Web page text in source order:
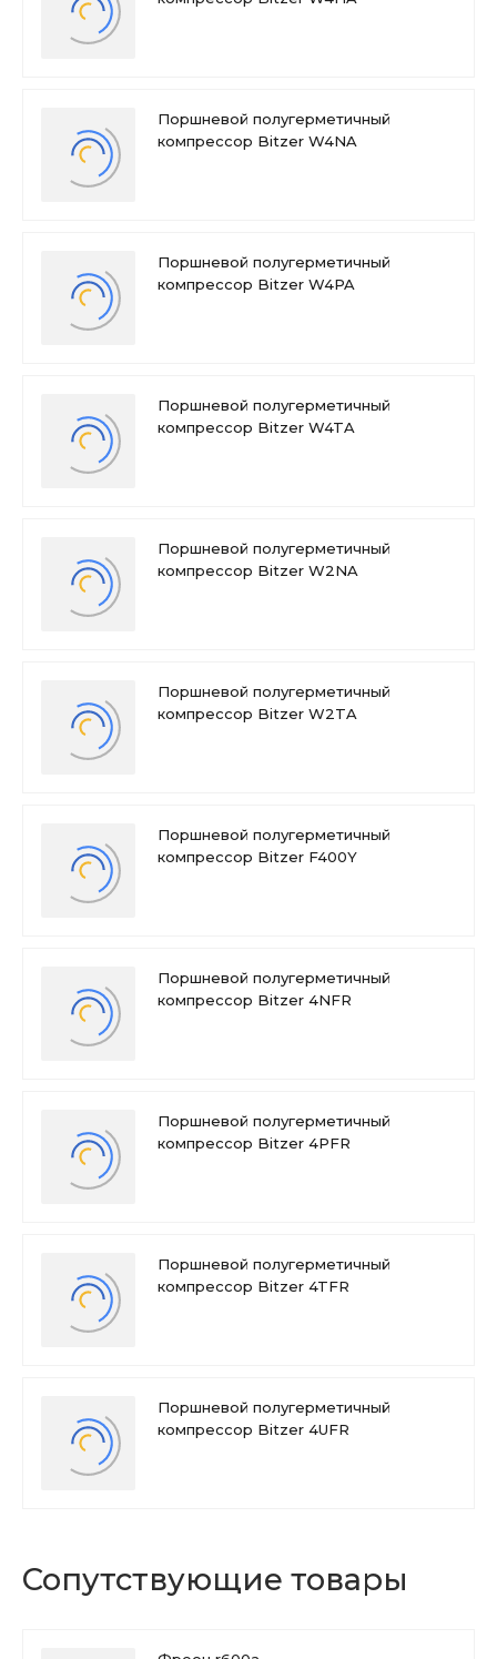
Поршневой полугерметичный
компрессор Bitzer W4NA
Поршневой полугерметичный
компрессор Bitzer W4PA
Поршневой полугерметичный
компрессор Bitzer W4TA
Поршневой полугерметичный
компрессор Bitzer W2NA
Поршневой полугерметичный
компрессор Bitzer W2TA
Поршневой полугерметичный
компрессор Bitzer F400Y
Поршневой полугерметичный
компрессор Bitzer 4NFR
Поршневой полугерметичный
компрессор Bitzer 4PFR
Поршневой полугерметичный
компрессор Bitzer 4TFR
Поршневой полугерметичный
компрессор Bitzer 4UFR
Сопутствующие товары